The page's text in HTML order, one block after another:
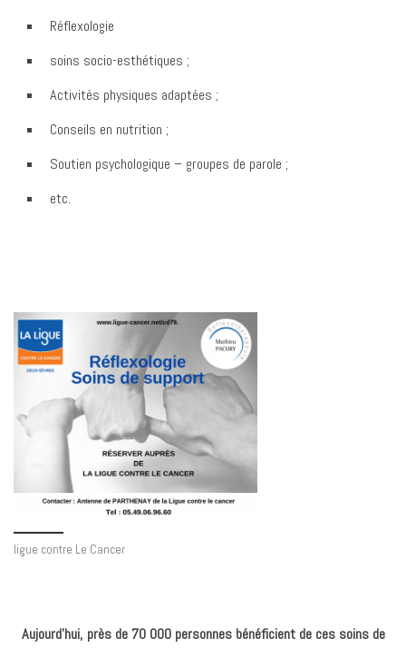
Réflexologie
soins socio-esthétiques ;
Activités physiques adaptées ;
Conseils en nutrition ;
Soutien psychologique – groupes de parole ;
etc.
ligue contre Le Cancer
Aujourd’hui, près de 70 000 personnes bénéficient de ces soins de